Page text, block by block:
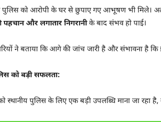
पुलिस को आरोपी के घर से छुपाए गए आभूषण भी मिले।
और लगातार निगरानीके बाद संभव हो पाई।
ने बताया कि आगे की जांच जारी है और संभावना है कि
को बड़ी सफलता:
स्थानीय पुलिस के लिए एक बड़ी उपलब्धि माना जा रहा